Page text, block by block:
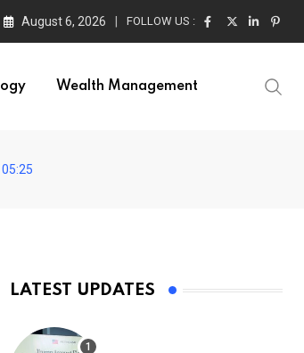
August 6, 2026 FOLLOW US :
Wealth Management
LATEST UPDATES